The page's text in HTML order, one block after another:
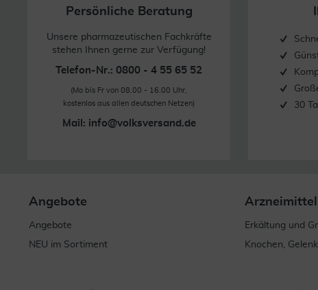
Persönliche Beratung
Unsere pharmazeutischen Fachkräfte
stehen Ihnen gerne zur Verfügung!
Telefon-Nr.: 0800 - 4 55 65 52
(Mo bis Fr von 08.00 - 16.00 Uhr,
kostenlos aus allen deutschen Netzen)
Mail: info@volksversand.de
30
Angebote
Angebote
NEU im Sortiment
Arzneimittel
Erkältung und
Knochen,